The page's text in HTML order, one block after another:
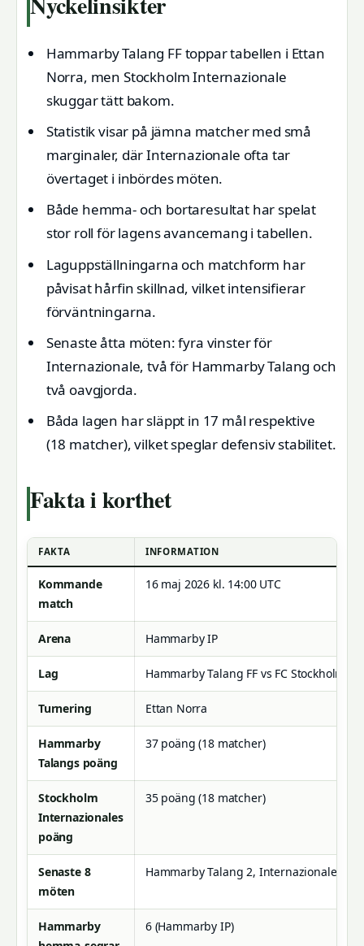
Hammarby Talang FF toppar tabellen i Ettan
Norra, men Stockholm Internazionale
skuggar tätt bakom.
Statistik visar på jämna matcher med små
marginaler, där Internazionale ofta tar
övertaget i inbördes möten.
Både hemma- och bortaresultat har spelat
stor roll för lagens avancemang i tabellen.
Laguppställningarna och matchform har
påvisat hårfin skillnad, vilket intensifierar
förväntningarna.
Senaste åtta möten: fyra vinster för
Internazionale, två för Hammarby Talang och
två oavgjorda.
Båda lagen har släppt in 17 mål respektive
(18 matcher), vilket speglar defensiv stabilitet.
Fakta i korthet
FAKTA INFORMATION
Kommande
match
16 maj 2026 kl. 14:00 UTC
Arena Hammarby IP
Lag Hammarby Talang FF vs FC Stockholm
Turnering Ettan Norra
Hammarby
Talangs poäng
37 poäng (18 matcher)
Stockholm
Internazionales
poäng
35 poäng (18 matcher)
Senaste 8
möten
Hammarby Talang 2, Internazionale 4,
Hammarby
6 (Hammarby IP)